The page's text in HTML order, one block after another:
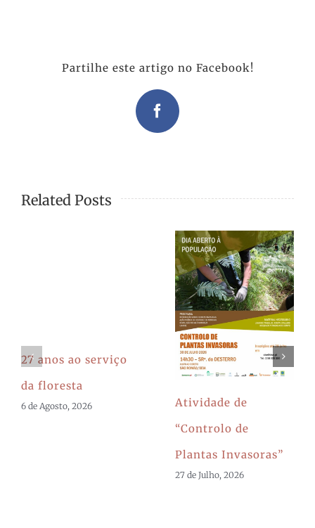
Partilhe este artigo no Facebook!
Facebook
Related Posts
27 anos ao serviço
da floresta
6 de Agosto, 2026
Atividade de
“Controlo de
Plantas Invasoras”
27 de Julho, 2026